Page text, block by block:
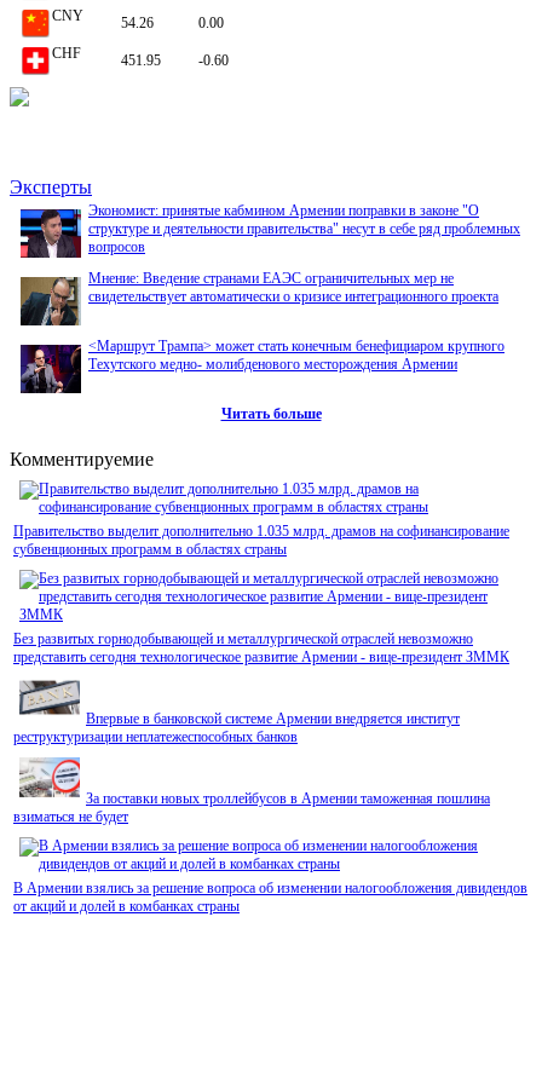
Произведена очередная транзитная поставка из России в Армению через территорию
Азербайджана
Прибыль страховых компаний Армении замедляется в росте из-за приближающихся к
В Армении приступят к классификации гостиниц с присвоением звезд
Татев Асланян назначена заместителем министра индустрии высоких технологий
В Армении гостиницы будут классифицировать по стандартам Hotelstars Union
CNY
54.26
0.00
CHF
451.95 -0.60
Эксперты
Экономист: принятые кабмином Армении поправки в законе "О
структуре и деятельности правительства" несут в себе ряд проблемных
вопросов
Мнение: Введение странами ЕАЭС ограничительных мер не
свидетельствует автоматически о кризисе интеграционного проекта
<Маршрут Трампа> может стать конечным бенефициаром крупного
Техутского медно- молибденового месторождения Армении
Читать больше
Комментируемие
Правительство выделит дополнительно 1.035 млрд. драмов на софинансирование
субвенционных программ в областях страны
Без развитых горнодобывающей и металлургической отраслей невозможно
представить сегодня технологическое развитие Армении - вице-президент ЗММК
Впервые в банковской системе Армении внедряется институт
реструктуризации неплатежеспособных банков
За поставки новых троллейбусов в Армении таможенная пошлина
взиматься не будет
В Армении взялись за решение вопроса об изменении налогообложения дивидендов
от акций и долей в комбанках страны